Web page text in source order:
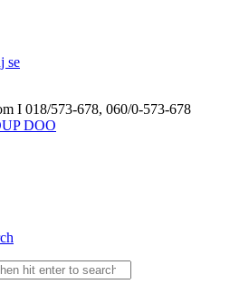
se
I 018/573-678, 060/0-573-678
DOO